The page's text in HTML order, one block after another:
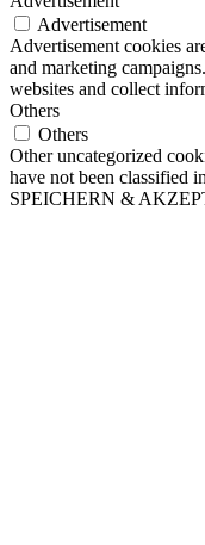
Advertisement
Advertisement cookies
and marketing
websites and collect
Others
Others
Other uncategorized
have not been classified
SPEICHERN &